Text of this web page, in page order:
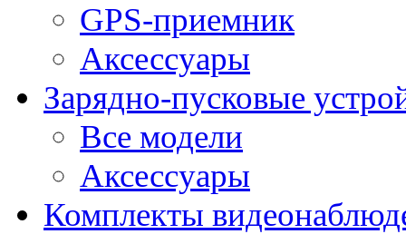
GPS-приемник
Аксессуары
Зарядно-пусковые
Все модели
Аксессуары
Комплекты